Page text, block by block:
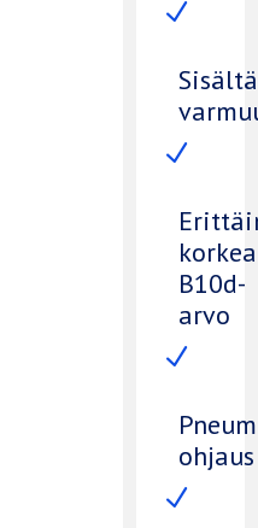
N
N
korkea
B10d-
arvo
N
ohjaus
N